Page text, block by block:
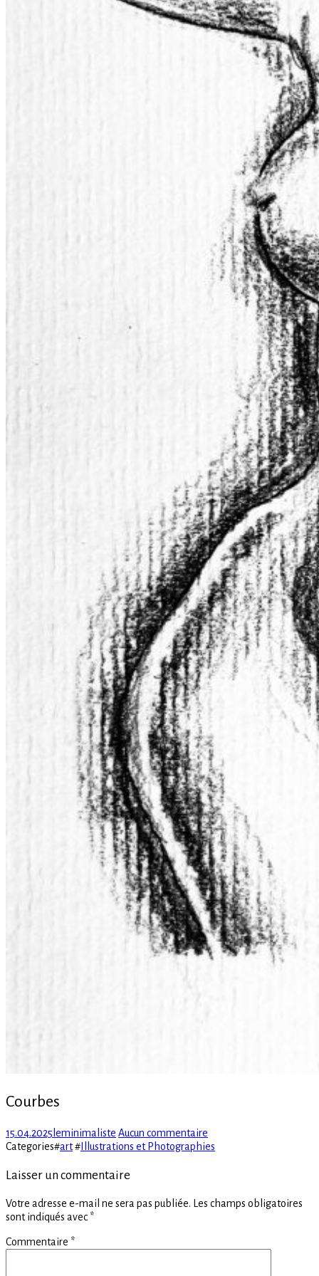
Courbes
Posted
on
15.04.2025 Author
leminimaliste Aucun commentaire
Courbes
Categories#art# Illustrations et Photographies
Laisser un commentaire
Votre adresse e-mail ne sera pas publiée.
Les champs obligatoires
sont indiqués avec *
Commentaire *